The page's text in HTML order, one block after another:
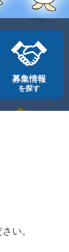
募集情報
を探す
い。